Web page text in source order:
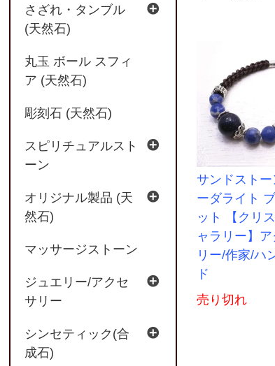
サンドストー
ーダライト
ット 【クリ
ャラリー】
リー/作家/ハ
ド
売り切れ
さざれ・タンブル
(天然石)
丸玉 ボール スフィ
ア (天然石)
彫刻石 (天然石)
スピリチュアルスト
ーン
オリジナル製品 (天
然石)
マッサージストーン
ジュエリー/アクセ
サリー
シンセティック(合
成石)